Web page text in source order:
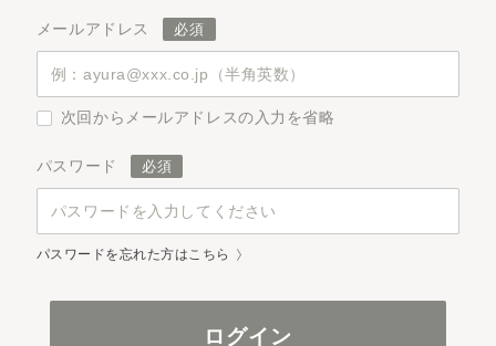
メールアドレス
次回からメールアドレスの入力を省略
パスワード
パスワードを忘れた方はこちら